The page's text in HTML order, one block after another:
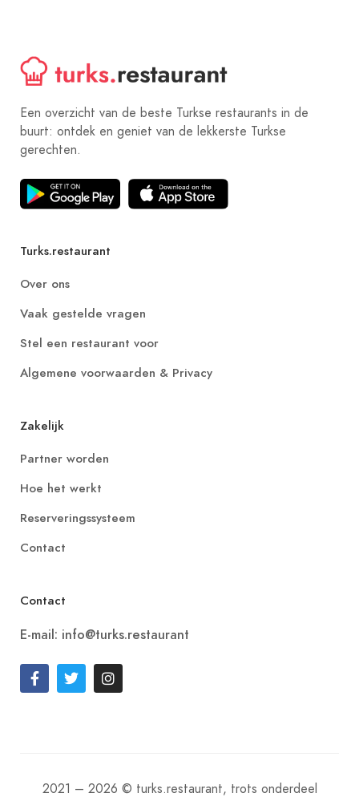
Een overzicht van de beste Turkse restaurants in de
buurt: ontdek en geniet van de lekkerste Turkse
gerechten.
Turks.restaurant
Over ons
Vaak gestelde vragen
Stel een restaurant voor
Algemene voorwaarden & Privacy
Zakelijk
Partner worden
Hoe het werkt
Reserveringssysteem
Contact
Contact
E-mail: info@turks.restaurant
2021 – 2026 © turks.restaurant, trots onderdeel